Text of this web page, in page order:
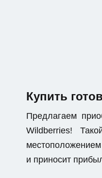
Купить
Предлагаем
Wildberries!
и приносит